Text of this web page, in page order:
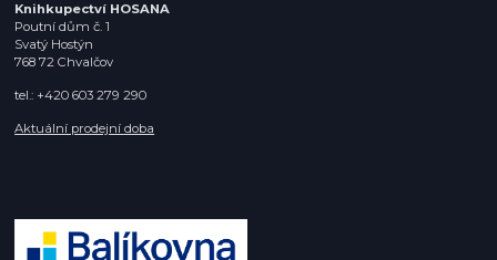
Knihkupectví HOSANA
Poutní dům č. 1
Svatý Hostýn
768 72 Chvalčov
tel.: +420 603 279 290
Aktuální prodejní doba